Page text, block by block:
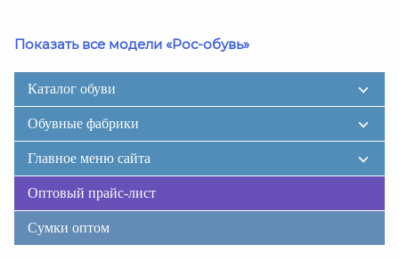
Показать все модели «Рос-обувь»
Каталог обуви
Обувные фабрики
Главное меню сайта
Оптовый прайс-лист
Сумки оптом